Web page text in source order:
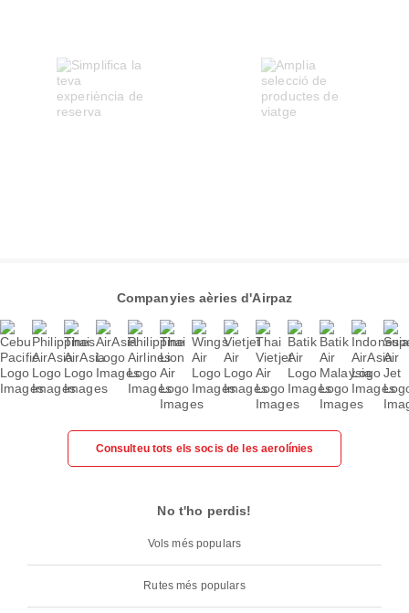
Companyies aèries d'Airpaz
Consulteu tots els socis de les aerolínies
No t'ho perdis!
Vols més populars
Rutes més populars